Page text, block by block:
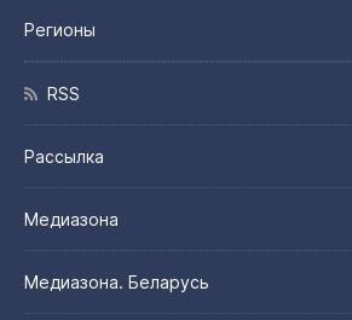
Регионы
RSS
Рассылка
Медиазона
Медиазона. Беларусь